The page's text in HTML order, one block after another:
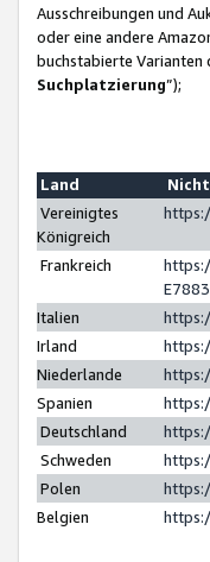
Ausschreibungen und
oder eine andere
buchstabierte Varianten
Suchplatzierung”);
Land
Vereinigtes
Königreich
Frankreich
Italien
Irland
Niederlande
Spanien
Deutschland
Schweden
Polen
Belgien